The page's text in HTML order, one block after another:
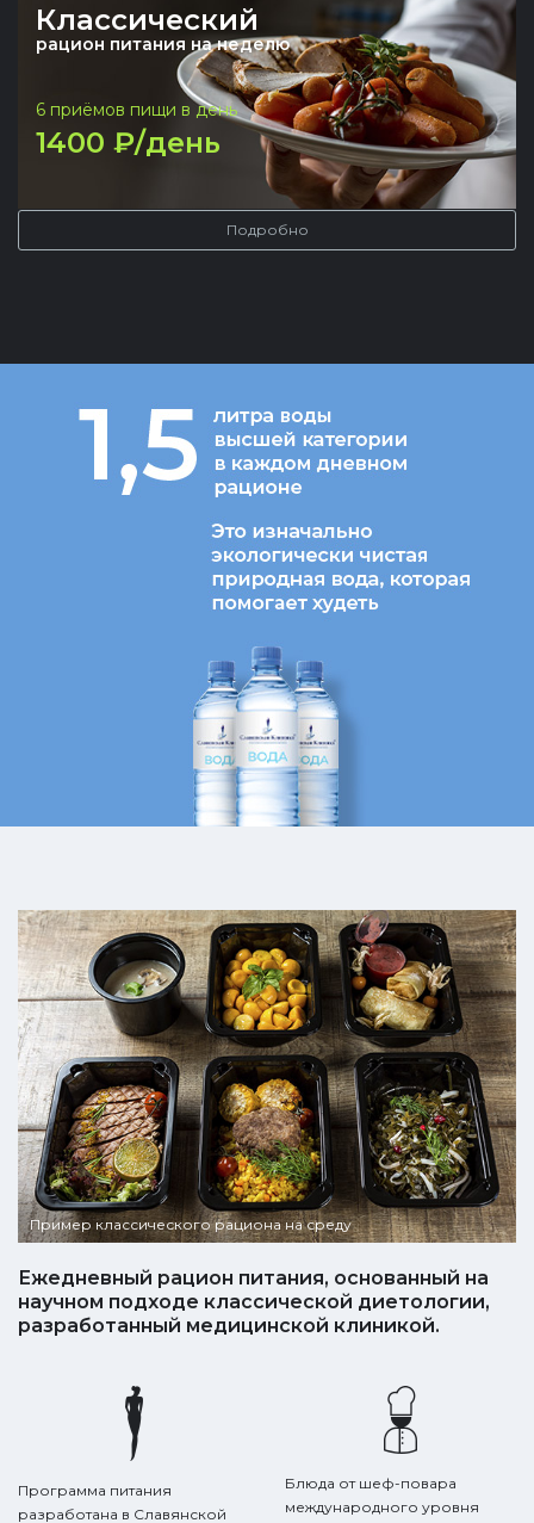
Классический
рацион питания на неделю
6 приёмов пищи в день
1400 ₽/день
Подробно
Пример классического рациона на среду
Ежедневный рацион питания, основанный на
научном подходе классической диетологии,
разработанный медицинской клиникой.
Программа питания
разработана в Славянской
Блюда от шеф-повара
международного уровня